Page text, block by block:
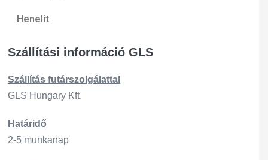
Henelit
Szállítási információ GLS
Szállítás futárszo lgálattal
GLS Hungary Kft.
Határidő
2-5 munkanap